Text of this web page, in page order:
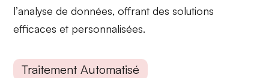
l’analyse de données, offrant des solutions
efficaces et personnalisées.
Traitement Automatisé